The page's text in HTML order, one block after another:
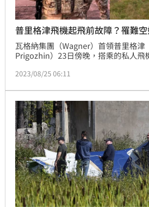
普里格津飛機起飛前故障？罹難
瓦格納集團（Wagner）首領普里格津
Prigozhin）23日傍晚，搭乘的私人飛
10人全部罹難。為何私人飛機會墜毀？
的一篇貼文也透露出端倪，她遇難前
怨，飛機因「不明原因」延誤且正在
2023/08/25 06:11